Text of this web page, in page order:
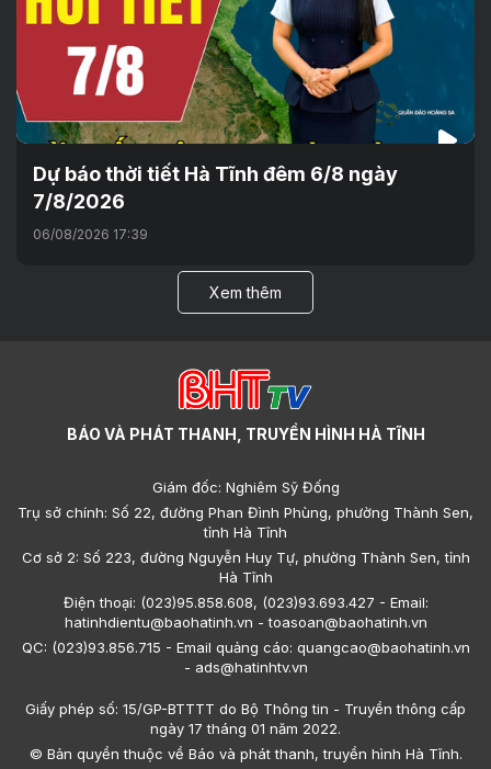
Dự báo thời tiết Hà Tĩnh đêm 6/8 ngày
7/8/2026
06/08/2026 17:39
Xem thêm
BÁO VÀ PHÁT THANH, TRUYỀN HÌNH HÀ TĨNH
Giám đốc: Nghiêm Sỹ Đống
Trụ sở chính: Số 22, đường Phan Đình Phùng, phường Thành Sen,
tỉnh Hà Tĩnh
Cơ sở 2: Số 223, đường Nguyễn Huy Tự, phường Thành Sen, tỉnh
Hà Tĩnh
Điện thoại: (023)95.858.608, (023)93.693.427 - Email:
hatinhdientu@baohatinh.vn - toasoan@baohatinh.vn
QC: (023)93.856.715 - Email quảng cáo: quangcao@baohatinh.vn
- ads@hatinhtv.vn
Giấy phép số: 15/GP-BTTTT do Bộ Thông tin - Truyền thông cấp
ngày 17 tháng 01 năm 2022.
© Bản quyền thuộc về Báo và phát thanh, truyền hình Hà Tĩnh.